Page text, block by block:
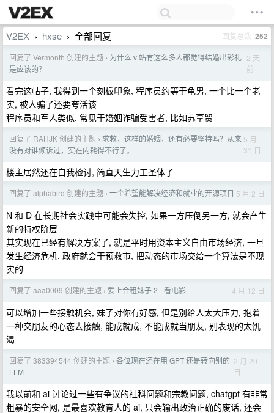
V2EX › hxse › 全部回复 回复总数 252
回复了 Vermonth 创建的主题 › 为什么 v 站有这么多人都觉得结婚出彩礼
是应该的？
2 天
前
看完这帖子, 我得到一个刻板印象, 程序员约等于龟男, 一个比一个老
实, 被人骗了还要夸活该
程序员和军人类似, 常见于婚姻诈骗受害者, 比如苏享贸
回复了 RAHJK 创建的主题 › 求救，这样的婚姻，还有必要坚持吗？从来
没有对谁倾诉过，实在内耗得不行了。
5 月
31 日
楼主居然还在自我检讨, 简直天生力工圣体了
回复了 alphabird 创建的主题 › 一个希望能解决经济和就业的开源项目 5 月 2 日
N 和 D 在长期社会实践中可能会失控, 如果一方压倒另一方, 就会产生
新的特权阶层
其实现在已经有解决方案了, 就是平时用资本主义自由市场经济, 一旦
发生经济危机, 政府就会干预救市, 把动态的市场交给一个算法是不现
实的
回复了 aaa0009 创建的主题 › 爱上合租妹子 2 - 看电影 4 月 12 日
可以增加一些接触机会, 妹子对你有好感, 但是别给人太大压力, 抱着
一种交朋友的心态去接触, 能成就成, 不能成就当朋友, 别表现的太饥
渴
回复了 383394544 创建的主题 › 各位现在还在用 GPT 还是转向别的
LLM
2 月 20
日
我以前和 ai 讨论过一些有争议的社科问题和宗教问题, chatgpt 有非常
粗暴的安全网, 是最喜欢教育人的 ai, 只会输出政治正确的废话, 还会